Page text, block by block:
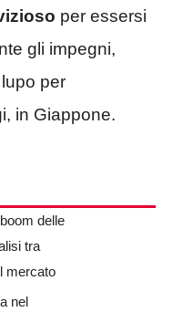
per essersi
gli impegni,
per
in Giappone.
delle
tra
mercato
nel